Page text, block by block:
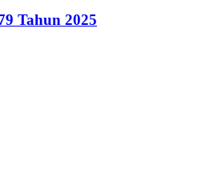
Tahun 2025